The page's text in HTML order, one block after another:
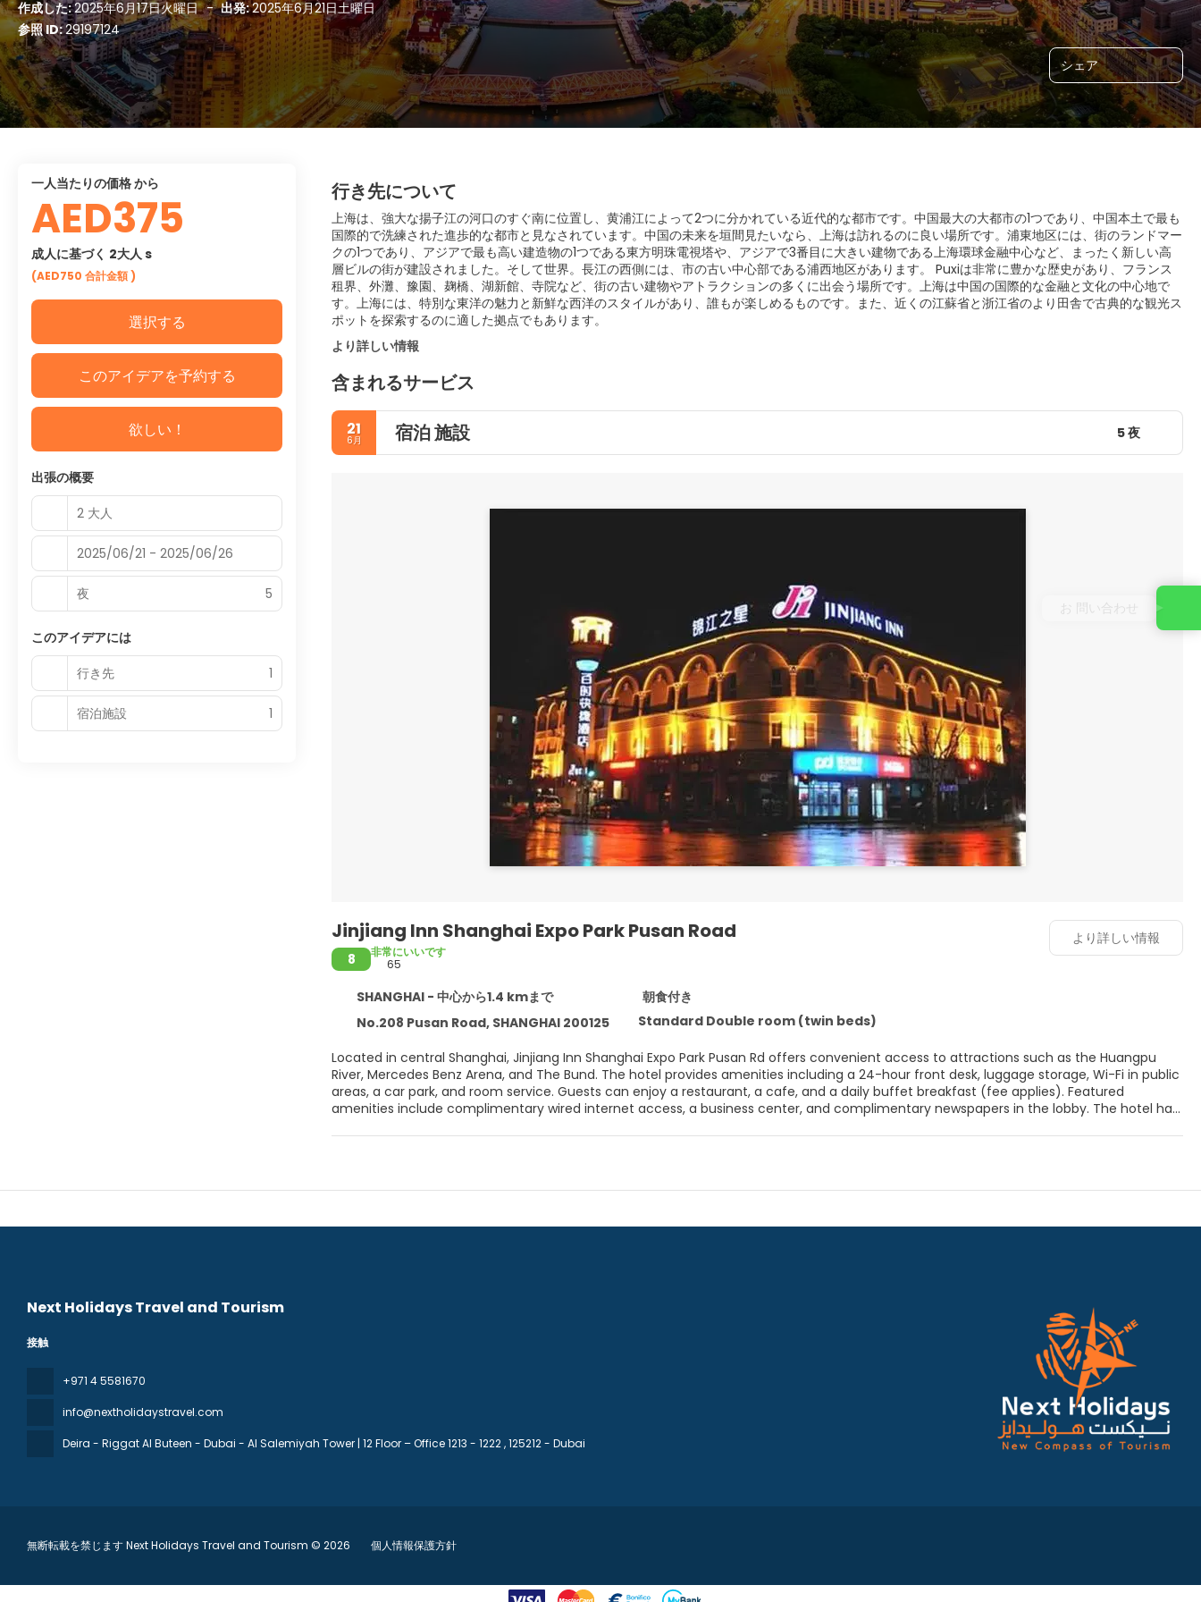
作成した:2025年6月17日火曜日 - 出発:2025年6月21日土曜日
参照 ID:29197124
シェア
行き先について
上海は、強大な揚子江の河口のすぐ南に位置し、黄浦江によって2つに分かれている近代的な都市です。中国最大の大都市の1つであり、中国本土で最も
国際的で洗練された進歩的な都市と見なされています。中国の未来を垣間見たいなら、上海は訪れるのに良い場所です。浦東地区には、街のランドマー
クの1つであり、アジアで最も高い建造物の1つである東方明珠電視塔や、アジアで3番目に大きい建物である上海環球金融中心など、まったく新しい高
層ビルの街が建設されました。そして世界。長江の西側には、市の古い中心部である浦西地区があります。 Puxiは非常に豊かな歴史があり、フランス
租界、外灘、豫園、麹橋、湖新館、寺院など、街の古い建物やアトラクションの多くに出会う場所です。上海は中国の国際的な金融と文化の中心地で
す。上海には、特別な東洋の魅力と新鮮な西洋のスタイルがあり、誰もが楽しめるものです。また、近くの江蘇省と浙江省のより田舎で古典的な観光ス
ポットを探索するのに適した拠点でもあります。
より詳しい情報
含まれるサービス
21
6月 宿泊 施設 5 夜
Jinjiang Inn Shanghai Expo Park Pusan Road
8
非常にいいです
65
SHANGHAI - 中心から1.4 kmまで
朝食付き
No.208 Pusan Road, SHANGHAI 200125
Standard Double room (twin beds)
Located in central Shanghai, Jinjiang Inn Shanghai Expo Park Pusan Rd offers convenient access to attractions such as the Huangpu
River, Mercedes Benz Arena, and The Bund. The hotel provides amenities including a 24-hour front desk, luggage storage, Wi-Fi in public
areas, a car park, and room service. Guests can enjoy a restaurant, a cafe, and a daily buffet breakfast (fee applies). Featured
amenities include complimentary wired internet access, a business center, and complimentary newspapers in the lobby. The hotel has
より詳しい情報
一人当たりの価格 から
AED375
成人に基づく 2大人 s
(AED750 合計金額)
選択する
このアイデアを予約する
欲しい！
出張の概要
2 大人
2025/06/21 - 2025/06/26
夜 5
このアイデアには
行き先
1
宿泊施設 1
Next Holidays Travel and Tourism
接触
+971 4 5581670
info@nextholidaystravel.com
Deira - Riggat Al Buteen - Dubai - Al Salemiyah Tower | 12 Floor – Office 1213 - 1222, 125212 - Dubai
無断転載を禁じます Next Holidays Travel and Tourism © 2026 個人情報保護方針
お 問い合わせ